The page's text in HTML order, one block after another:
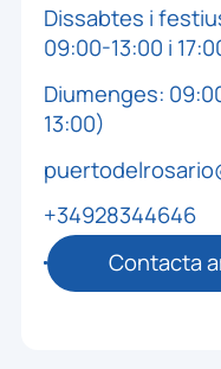
Dissabtes i
09:00-13:00 i
Diumenges:
13:00)
+34928344646
Contacta